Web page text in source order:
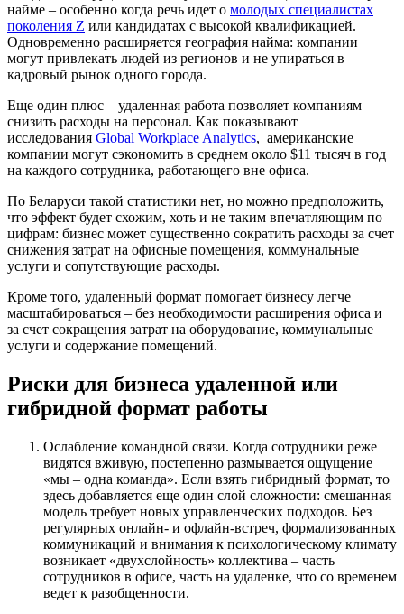
найме – особенно когда речь идет о молодых специалистах
поколения Z или кандидатах с высокой квалификацией.
Одновременно расширяется география найма: компании
могут привлекать людей из регионов и не упираться в
кадровый рынок одного города.
Еще один плюс – удаленная работа позволяет компаниям
снизить расходы на персонал. Как показывают
исследования Global Workplace Analytics, американские
компании могут сэкономить в среднем около $11 тысяч в год
на каждого сотрудника, работающего вне офиса.
По Беларуси такой статистики нет, но можно предположить,
что эффект будет схожим, хоть и не таким впечатляющим по
цифрам: бизнес может существенно сократить расходы за счет
снижения затрат на офисные помещения, коммунальные
услуги и сопутствующие расходы.
Кроме того, удаленный формат помогает бизнесу легче
масштабироваться – без необходимости расширения офиса и
за счет сокращения затрат на оборудование, коммунальные
услуги и содержание помещений.
Риски для бизнеса удаленной или
гибридной формат работы
Ослабление командной связи. Когда сотрудники реже
видятся вживую, постепенно размывается ощущение
«мы – одна команда». Если взять гибридный формат, то
здесь добавляется еще один слой сложности: смешанная
модель требует новых управленческих подходов. Без
регулярных онлайн- и офлайн-встреч, формализованных
коммуникаций и внимания к психологическому климату
возникает «двухслойность» коллектива – часть
сотрудников в офисе, часть на удаленке, что со временем
ведет к разобщенности.